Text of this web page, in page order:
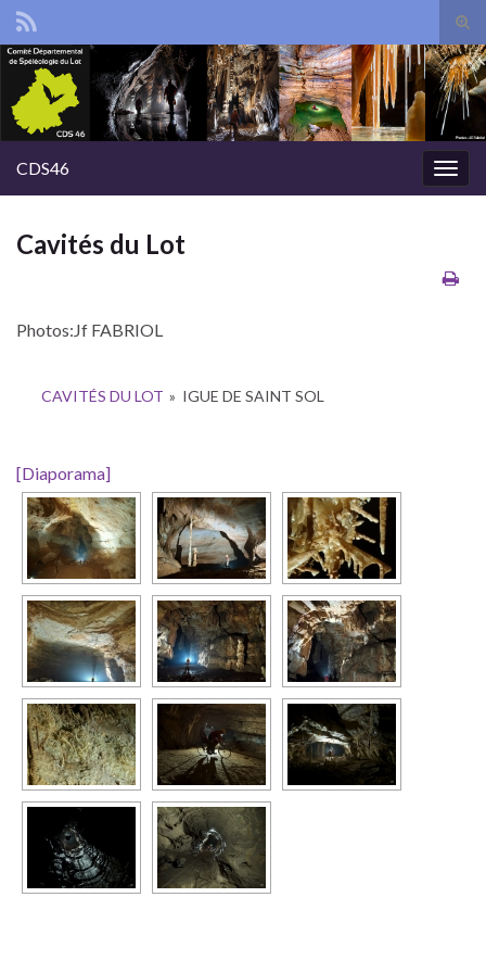
Search for:
CDS46
Cavités du Lot
Photos:Jf FABRIOL
CAVITÉS DU LOT » IGUE DE SAINT SOL
[Diaporama]